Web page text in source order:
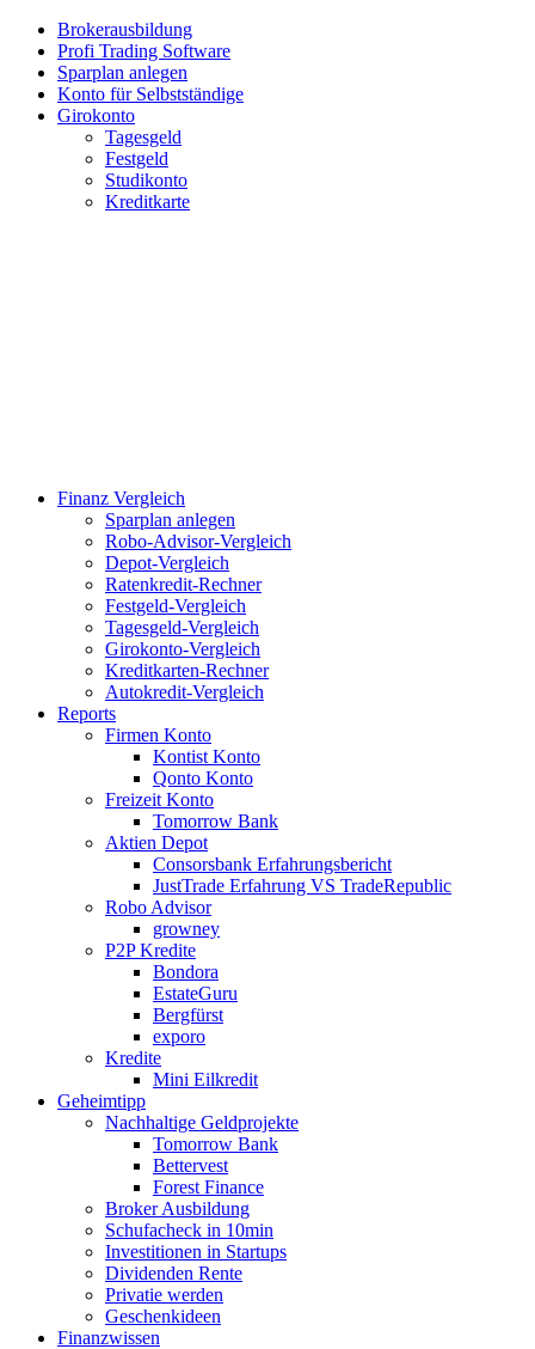
Brokerausbildung
Profi Trading Software
Sparplan anlegen
Konto für Selbstständige
Girokonto
Tagesgeld
Festgeld
Studikonto
Kreditkarte
Finanz Vergleich
Sparplan anlegen
Robo-Advisor-Vergleich
Depot-Vergleich
Ratenkredit-Rechner
Festgeld-Vergleich
Tagesgeld-Vergleich
Girokonto-Vergleich
Kreditkarten-Rechner
Autokredit-Vergleich
Reports
Firmen Konto
Kontist Konto
Qonto Konto
Freizeit Konto
Tomorrow Bank
Aktien Depot
Consorsbank Erfahrungsbericht
JustTrade Erfahrung VS TradeRepublic
Robo Advisor
growney
P2P Kredite
Bondora
EstateGuru
Bergfürst
exporo
Kredite
Mini Eilkredit
Geheimtipp
Nachhaltige Geldprojekte
Tomorrow Bank
Bettervest
Forest Finance
Broker Ausbildung
Schufacheck in 10min
Investitionen in Startups
Dividenden Rente
Privatie werden
Geschenkideen
Finanzwissen